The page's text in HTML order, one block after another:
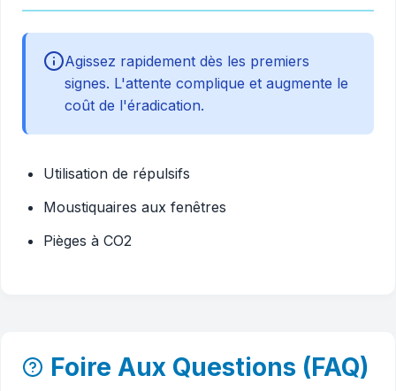
Agissez rapidement dès les premiers
signes. L'attente complique et augmente le
coût de l'éradication.
Utilisation de répulsifs
Moustiquaires aux fenêtres
Pièges à CO2
Foire Aux Questions (FAQ)